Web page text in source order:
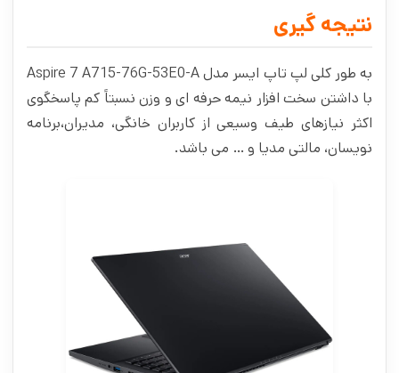
نتیجه گیری
به طور کلی لپ تاپ ایسر مدل Aspire 7 A715-76G-53E0-A
با داشتن سخت افزار نیمه حرفه ای و وزن نسبتاً کم پاسخگوی
اکثر نیازهای طیف وسیعی از کاربران خانگی، مدیران،برنامه
نویسان، مالتی مدیا و … می باشد.